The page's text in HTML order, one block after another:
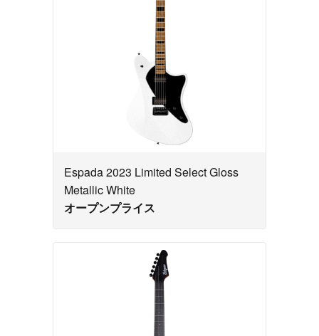
Espada 2023 Limited Select Gloss
Metallic White
オープンプライス